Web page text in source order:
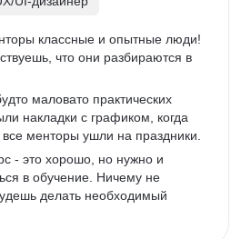
классные и опытные люди!
что они разбираются в
маловато практических
накладки с графиком, когда
менторы ушли на праздники.
- это хорошо, но нужно и
в обучение. Ничему не
делать необходимый